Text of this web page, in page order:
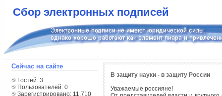
Сбор электронных подписей
Сейчас на сайте
Гостей: 3
Пользователей: 0
Зарегистрировано: 11,710
В защиту науки - в защиту России
Уважаемые россияне!